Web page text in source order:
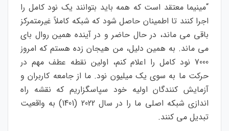
“مینیما معتقد است که همه باید بتوانند یک نود کامل را
اجرا کنند تا اطمینان حاصل شود که شبکه کاملاً غیرمتمرکز
باقی می ماند، در حال حاضر و در آینده همین روال بای
می ماند. به همین دلیل، من هیجان زده هستم که امروز
7000 نود کامل را اعلام کنم، اولین نقطه عطف مهم در
حرکت ما به سوی یک میلیون نود. ما از جامعه کاربران و
آزمایش کنندگان اولیه خود سپاسگزاریم که نقشه راه
اندازی شبکه اصلی ما را در سال 2022 (1401) به واقعیت
تبدیل می کنند.